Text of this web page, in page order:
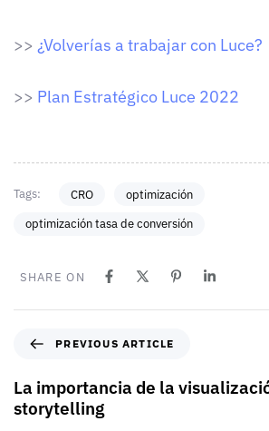
>> ¿Volverías a trabajar con Luce?
>> Plan Estratégico Luce 2022
Tags: CRO
optimización
optimización tasa de conversión
SHARE ON
PREVIOUS ARTICLE
La importancia de la
storytelling